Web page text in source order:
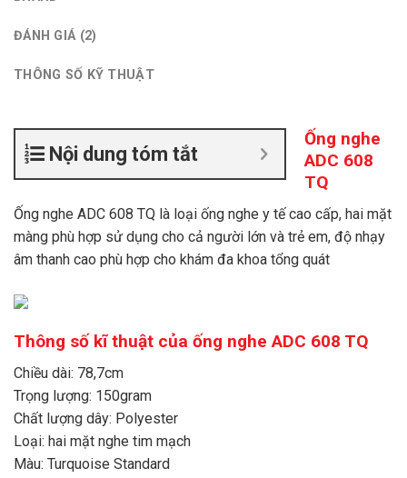
ĐÁNH GIÁ (2)
THÔNG SỐ KỸ THUẬT
Nội dung tóm tắt
Ống nghe
ADC 608
TQ
Ống nghe ADC 608 TQ là loại ống nghe y tế cao cấp, hai mặt
màng phù hợp sử dụng cho cả người lớn và trẻ em, độ nhạy
âm thanh cao phù hợp cho khám đa khoa tổng quát
Thông số kĩ thuật của ống nghe ADC 608 TQ
Chiều dài: 78,7cm
Trọng lượng: 150gram
Chất lượng dây: Polyester
Loại: hai mặt nghe tim mạch
Màu: Turquoise Standard